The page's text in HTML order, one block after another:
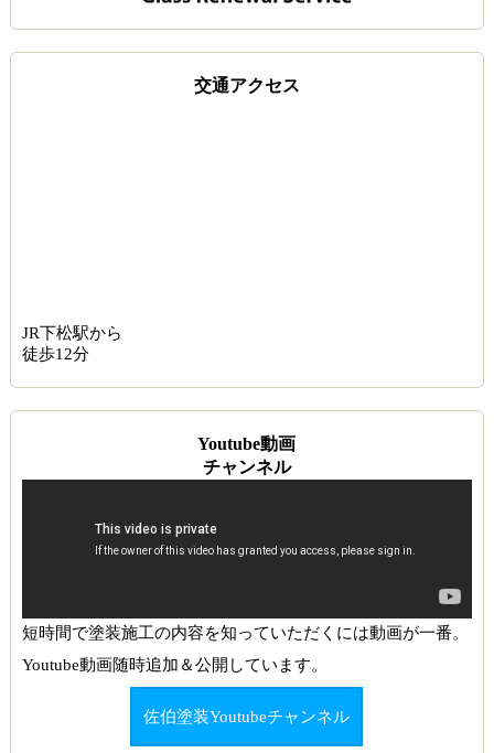
交通アクセス
JR下松駅から
徒歩12分
Youtube動画
チャンネル
短時間で塗装施工の内容を知っていただくには動画が一番。
Youtube動画随時追加＆公開しています。
佐伯塗装Youtubeチャンネル